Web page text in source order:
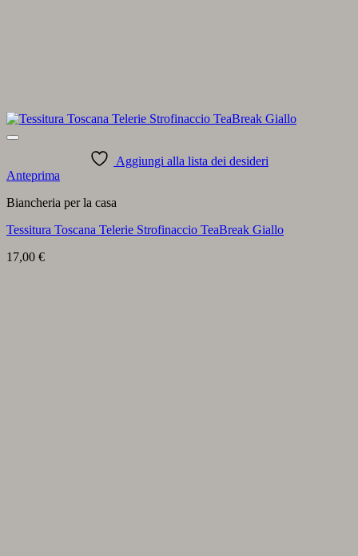
Aggiungi alla lista dei desideri
Anteprima
Biancheria per la casa
Tessitura Toscana Telerie Strofinaccio TeaBreak Giallo
17,00 €